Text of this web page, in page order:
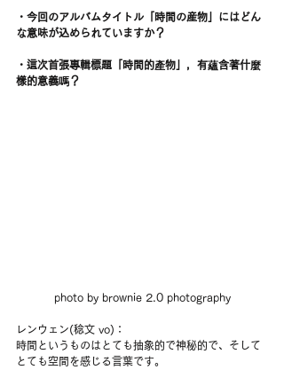
・今回のアルバムタイトル「時間の産物」にはどん
な意味が込められていますか？
・這次首張專輯標題「時間的產物」，有蘊含著什麼
樣的意義嗎？
photo by brownie 2.0 photography
レンウェン(稔文 vo)：
時間というものはとても抽象的で神秘的で、そして
とても空間を感じる言葉です。